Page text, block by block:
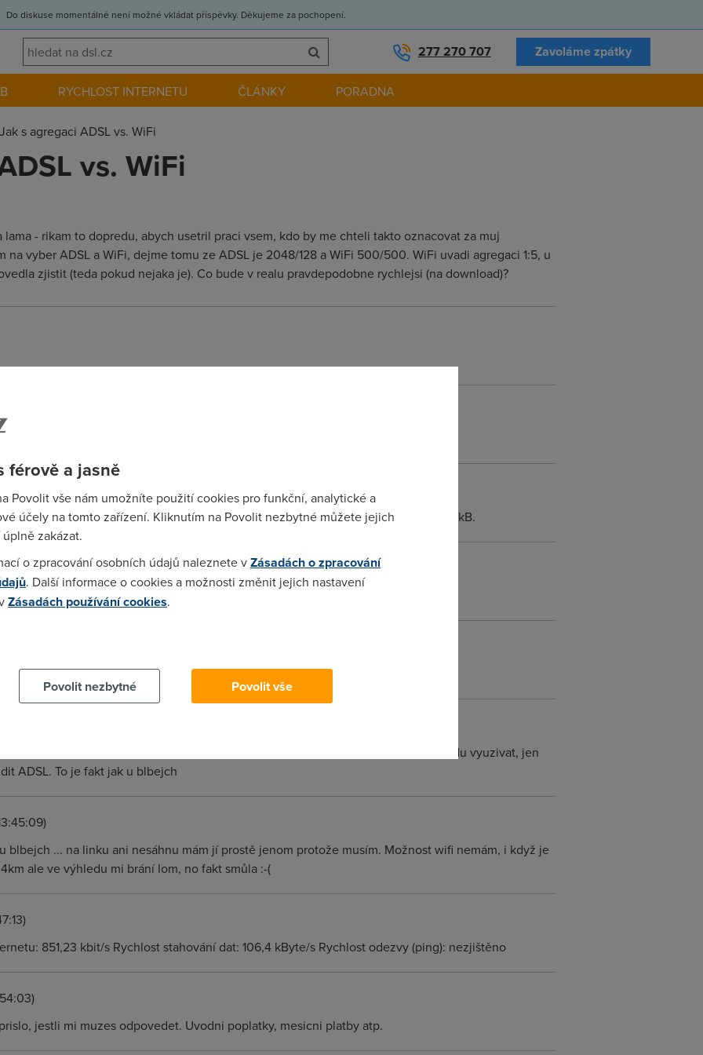
Do diskuse momentálně není možné vkládat příspěvky. Děkujeme za pochopení.
277 270 707 Zavoláme zpátky
RYCHLOST INTERNETU ČLÁNKY PORADNA
Jak s agregaci ADSL vs. WiFi
vs. WiFi
- rikam to dopredu, abych usetril praci vsem, kdo by me chteli takto oznacovat za muj
na vyber ADSL a WiFi, dejme tomu ze ADSL je 2048/128 a WiFi 500/500. WiFi uvadi agregaci 1:5, u
zjistit (teda pokud nejaka je). Co bude v realu pravdepodobne rychlejsi (na download)?
neprojevuje ...
zrejme lepsi to ADSL, co? 2048/8 to je 256kB, kdezto ta WiFi bude mit jen cca 45kB.
45 - jsem fakt lamka
jede to pořád kolem 900 kbps, ráno večer, ve 3ráno ....
ty poplatky pro ADSL prisly docela brutalni. Musim si zridit u O2 tarif, ktery nebudu vyuzivat, jen
ADSL. To je fakt jak u blbejch
blbejch ... na linku ani nesáhnu mám jí prostě jenom protože musím. Možnost wifi nemám, i když je
ale ve výhledu mi brání lom, no fakt smůla :-(
851,23 kbit/s Rychlost stahování dat: 106,4 kByte/s Rychlost odezvy (ping): nezjištěno
jestli mi muzes odpovedet. Uvodni poplatky, mesicni platby atp.
férově a jasně
Povolit vše nám umožníte použití cookies pro funkční, analytické a
účely na tomto zařízení. Kliknutím na Povolit nezbytné můžete jejich
zakázat.
o zpracování osobních údajů naleznete vZásadách o zpracování
. Další informace o cookies a možnosti změnit jejich nastavení
Zásadách používání cookies.
Povolit nezbytné
Povolit vše